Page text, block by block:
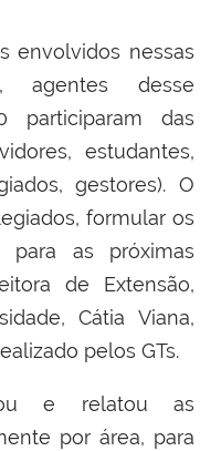
envolvidos nessas
agentes desse
participaram das
estudantes,
gestores). O
formular os
para as próximas
de Extensão,
Cátia Viana,
pelos GTs.
e relatou as
por área, para